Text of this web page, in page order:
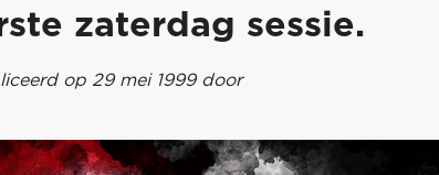
zaterdag sessie.
op 29 mei 1999 door